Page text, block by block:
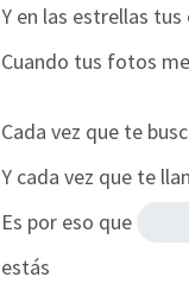
Y en las estrellas tus
Cuando tus fotos
Cada vez que te
Y cada vez que te
Es por eso que
estás